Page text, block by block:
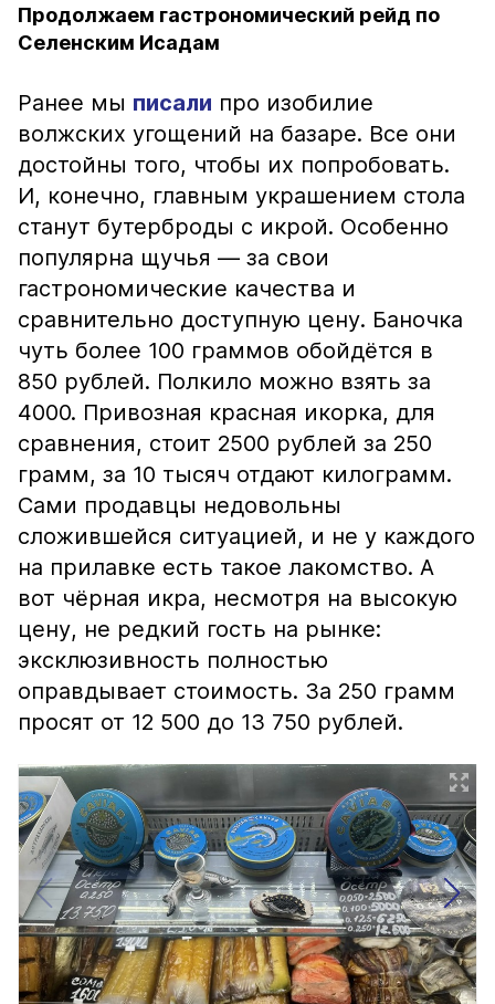
Продолжаем гастрономический рейд по
Селенским Исадам
Ранее мы писали про изобилие
волжских угощений на базаре. Все они
достойны того, чтобы их попробовать.
И, конечно, главным украшением стола
станут бутерброды с икрой. Особенно
популярна щучья — за свои
гастрономические качества и
сравнительно доступную цену. Баночка
чуть более 100 граммов обойдётся в
850 рублей. Полкило можно взять за
4000. Привозная красная икорка, для
сравнения, стоит 2500 рублей за 250
грамм, за 10 тысяч отдают килограмм.
Сами продавцы недовольны
сложившейся ситуацией, и не у каждого
на прилавке есть такое лакомство. А
вот чёрная икра, несмотря на высокую
цену, не редкий гость на рынке:
эксклюзивность полностью
оправдывает стоимость. За 250 грамм
просят от 12 500 до 13 750 рублей.